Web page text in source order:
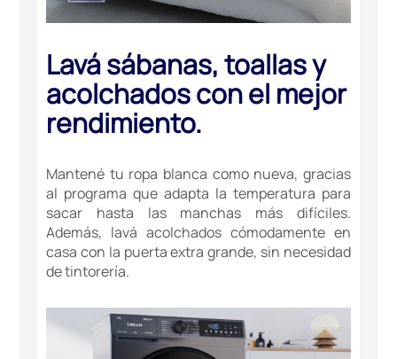
Lavá sábanas, toallas y
acolchados con el mejor
rendimiento.
Mantené tu ropa blanca como nueva, gracias
al programa que adapta la temperatura para
sacar hasta las manchas más difíciles.
Además, lavá acolchados cómodamente en
casa con la puerta extra grande, sin necesidad
de tintorería.